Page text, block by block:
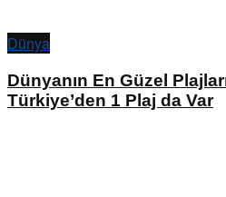
Dünya
Dünyanın En Güzel
Türkiye’den 1 Plaj da Var